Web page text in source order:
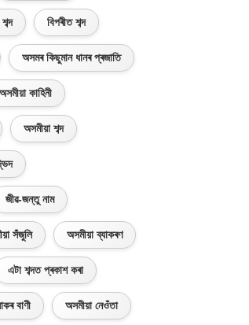
বিপৰীত শব্দ
অসমৰ কিছুমান ধানৰ প্ৰজাতি
অসমীয়া কাহিনী
অসমীয়া শব্দ
জীৱ-জন্তু নাম
সঁজুলি অসমীয়া ব্যাকৰণ
এটা শব্দত প্ৰকাশ কৰা
বাণী অসমীয়া নেওঁতা